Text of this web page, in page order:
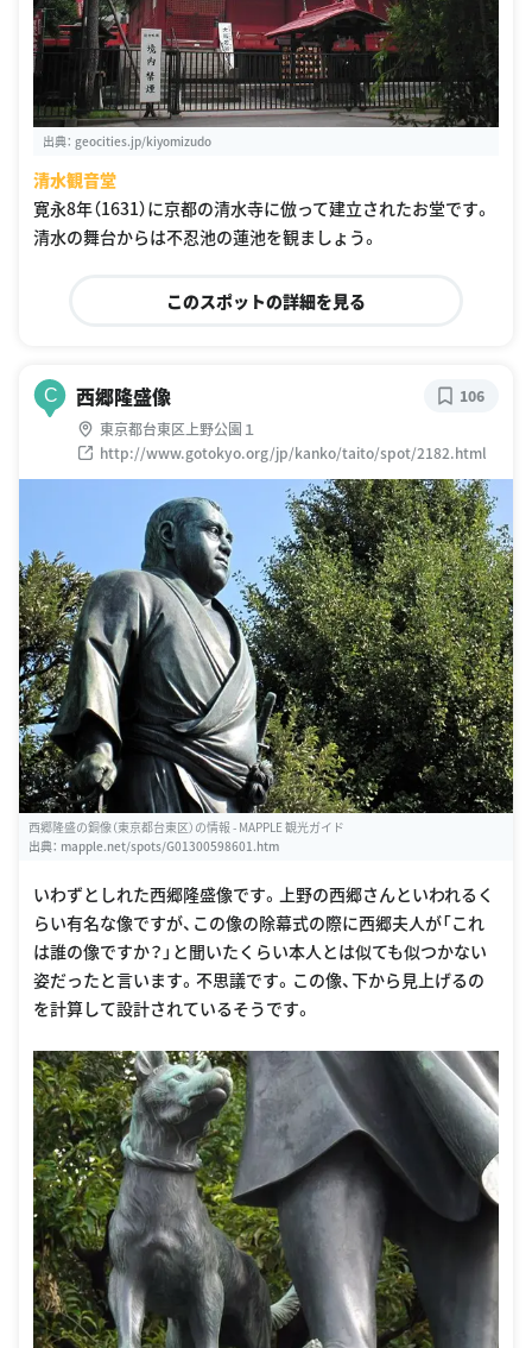
出典： geocities.jp/kiyomizudo
清水観音堂
寛永8年（1631）に京都の清水寺に倣って建立されたお堂です。
清水の舞台からは不忍池の蓮池を観ましょう。
このスポットの詳細を見る
C 西郷隆盛像
東京都台東区上野公園１
http://www.gotokyo.org/jp/kanko/taito/spot/2182.html
106
西郷隆盛の銅像（東京都台東区）の情報 - MAPPLE 観光ガイド
出典： mapple.net/spots/G01300598601.htm
いわずとしれた西郷隆盛像です。上野の西郷さんといわれるく
らい有名な像ですが、この像の除幕式の際に西郷夫人が「これ
は誰の像ですか？」と聞いたくらい本人とは似ても似つかない
姿だったと言います。不思議です。この像、下から見上げるの
を計算して設計されているそうです。